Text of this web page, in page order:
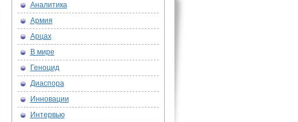
Аналитика
Армия
Арцах
В мире
Геноцид
Диаспора
Инновации
Интервью